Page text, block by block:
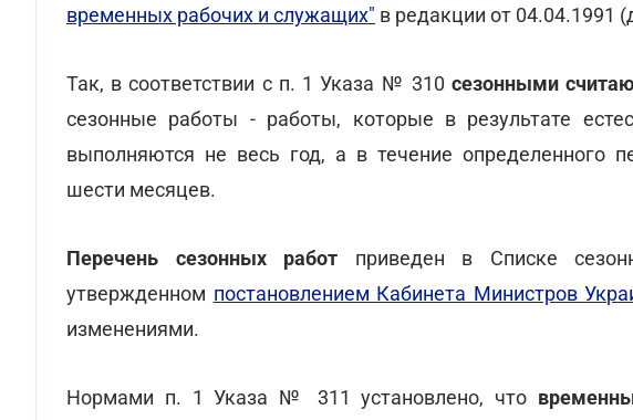
временных рабочих и служащих" в редакции от 04.04.1991
Так, в соответствии с п. 1 Указа № 310 сезонными
сезонные работы - работы, которые в результате
выполняются не весь год, а в течение определенного
шести месяцев.
Перечень сезонных работ приведен в Списке
утвержденном постановлением Кабинета Министров
изменениями.
Нормами п. 1 Указа № 311 установлено, что